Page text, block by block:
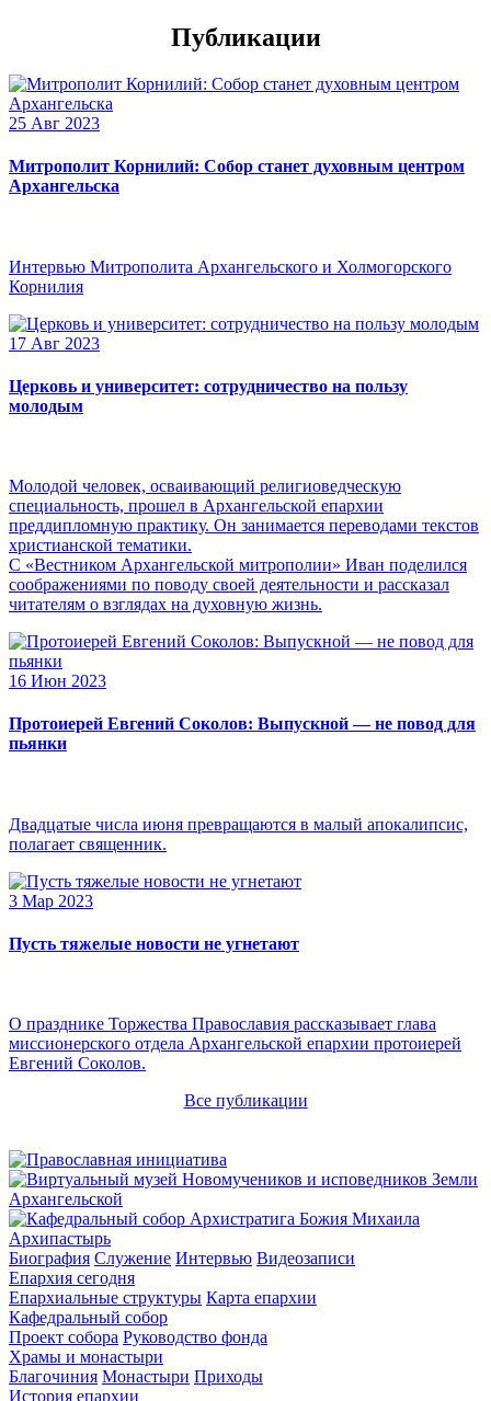
Публикации
25 Авг 2023
Митрополит Корнилий: Собор станет духовным центром
Архангельска
Интервью Митрополита Архангельского и Холмогорского
Корнилия
17 Авг 2023
Церковь и университет: сотрудничество на пользу
молодым
Молодой человек, осваивающий религиоведческую
специальность, прошел в Архангельской епархии
преддипломную практику. Он занимается переводами текстов
христианской тематики.
С «Вестником Архангельской митрополии» Иван поделился
соображениями по поводу своей деятельности и рассказал
читателям о взглядах на духовную жизнь.
16 Июн 2023
Протоиерей Евгений Соколов: Выпускной — не повод для
пьянки
Двадцатые числа июня превращаются в малый апокалипсис,
полагает священник.
3 Мар 2023
Пусть тяжелые новости не угнетают
О празднике Торжества Православия рассказывает глава
миссионерского отдела Архангельской епархии протоиерей
Евгений Соколов.
Все публикации
Архипастырь
Биография Служение Интервью Видеозаписи
Епархия сегодня
Епархиальные структуры Карта епархии
Кафедральный собор
Проект собора Руководство фонда
Храмы и монастыри
Благочиния Монастыри Приходы
История епархии